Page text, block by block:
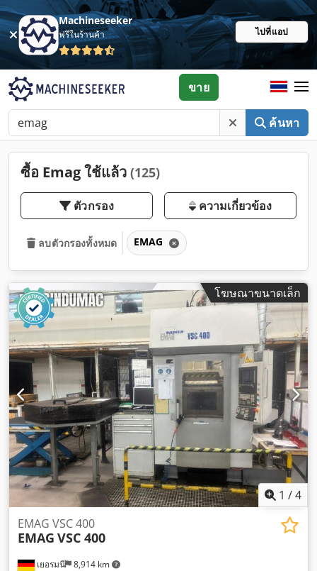
Machineseeker
ฟรีในร้านค้า ไปที่แอป
ค้นหา
ขาย
ซื้อ Emag ใช้แล้ว (125)
ตัวกรอง ความเกี่ยวข้อง
ลบตัวกรองทั้งหมด EMAG
โฆษณาขนาดเล็ก
1 /4
เยอรมนี 8,914 km
EMAG VSC 400
EMAG VSC 400